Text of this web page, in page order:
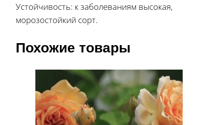
Устойчивость: к заболеваниям высокая,
морозостойкий сорт.
Похожие товары